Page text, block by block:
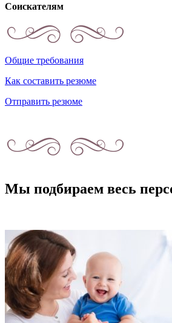
Соискателям
Общие требования
Как составить резюме
Отправить резюме
Мы подбираем весь